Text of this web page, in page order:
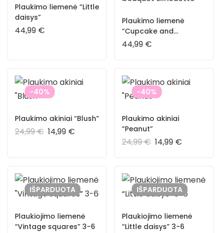
Plaukimo liemenė “Little
daisys”
44,99 €
Plaukimo liemenė
“Cupcake and
bouquet silhouette”
44,99 €
-40%
Plaukimo akiniai “Blush”
24,99€ 14,99 €
-40%
Plaukimo akiniai
“Peanut”
24,99€ 14,99 €
IŠPARDUOTA
Plaukiojimo liemenė
“Vintage squares” 3-6
IŠPARDUOTA
Plaukiojimo liemenė
“Little daisys” 3-6